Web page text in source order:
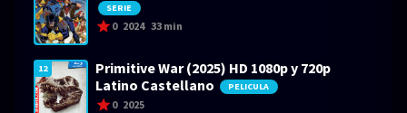
SERIE
0 2024 33 min
12
Primitive War (2025) HD 1080p y 720p
Latino Castellano
PELICULA
0 2025